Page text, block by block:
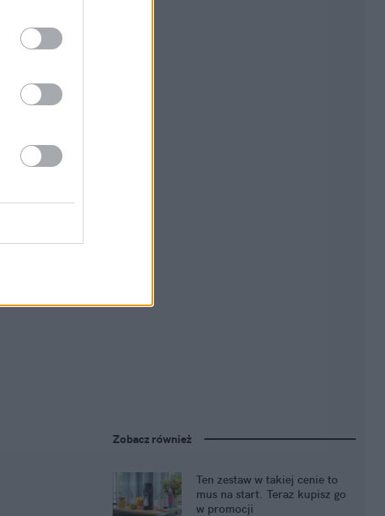
Zobacz również
Ten zestaw w takiej cenie to
mus na start. Teraz kupisz go
w promocji